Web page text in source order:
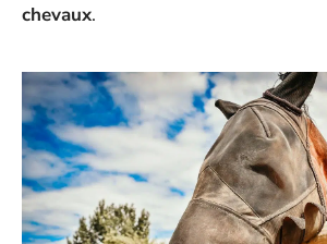
chevaux.